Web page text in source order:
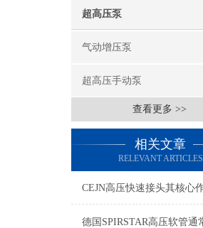
超高压泵
气动增压泵
超高压手动泵
查看更多 >>
相关文章
RELEVANT ARTICLES